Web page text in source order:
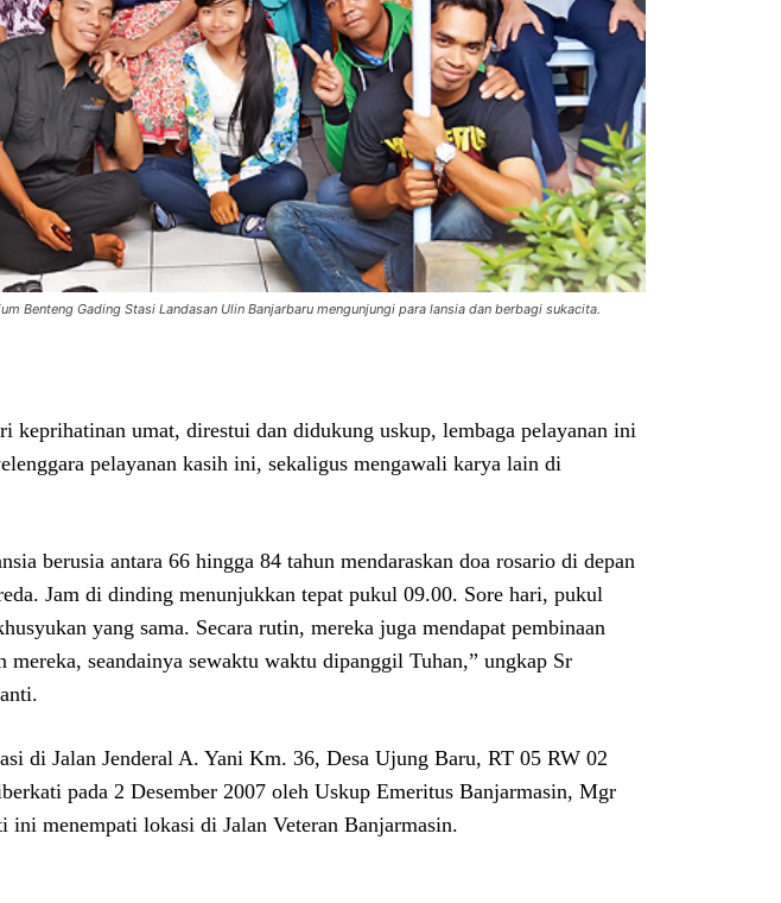
Benteng Gading Stasi Landasan Ulin Banjarbaru mengunjungi para lansia dan berbagi sukacita.
keprihatinan umat, direstui dan didukung uskup, lembaga pelayanan ini
pelayanan kasih ini, sekaligus mengawali karya lain di
berusia antara 66 hingga 84 tahun mendaraskan doa rosario di depan
Jam di dinding menunjukkan tepat pukul 09.00. Sore hari, pukul
yang sama. Secara rutin, mereka juga mendapat pembinaan
mereka, seandainya sewaktu waktu dipanggil Tuhan,” ungkap Sr
di Jalan Jenderal A. Yani Km. 36, Desa Ujung Baru, RT 05 RW 02
pada 2 Desember 2007 oleh Uskup Emeritus Banjarmasin, Mgr
ini menempati lokasi di Jalan Veteran Banjarmasin.